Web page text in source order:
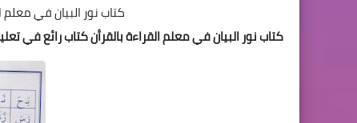
كتاب نور البيان في معلم
كتاب نور البيان في معلم القراءة بالقرأن كتاب رائع في